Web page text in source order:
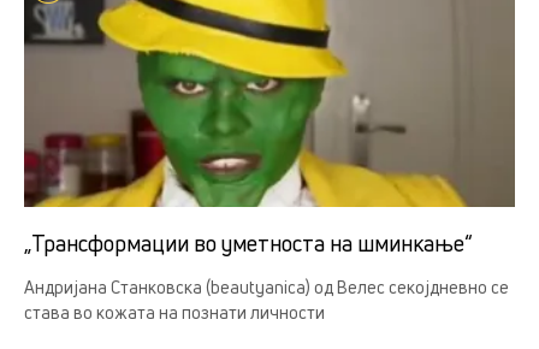
„Трансформации во уметноста на шминкање“
Андријана Станковска (beautyanica) од Велес секојдневно се
става во кожата на познати личности